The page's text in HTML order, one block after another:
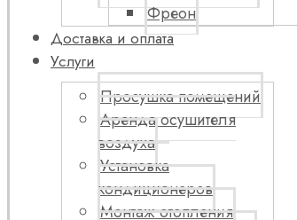
Фреон
Доставка и оплата
Услуги
Просушка помещений
Аренда осушителя
воздуха
Установка
кондиционеров
Монтаж отопления